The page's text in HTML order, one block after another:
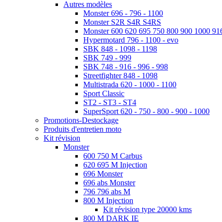
Autres modèles
Monster 696 - 796 - 1100
Monster S2R S4R S4RS
Monster 600 620 695 750 800 900 1000
Hypermotard 796 - 1100 - evo
SBK 848 - 1098 - 1198
SBK 749 - 999
SBK 748 - 916 - 996 - 998
Streetfighter 848 - 1098
Multistrada 620 - 1000 - 1100
Sport Classic
ST2 - ST3 - ST4
SuperSport 620 - 750 - 800 - 900 - 1000
Promotions-Destockage
Produits d'entretien moto
Kit révision
Monster
600 750 M Carbus
620 695 M Injection
696 Monster
696 abs Monster
796 796 abs M
800 M Injection
Kit révision type 20000 kms
800 M DARK IE